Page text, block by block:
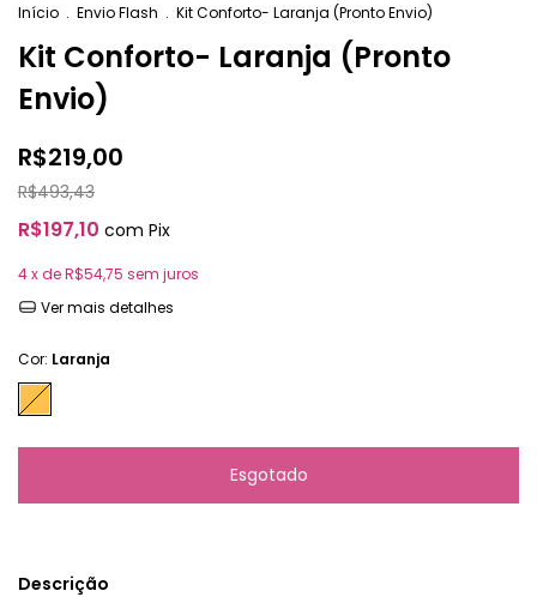
Início . Envio Flash . Kit Conforto- Laranja (Pronto Envio)
Kit Conforto- Laranja (Pronto
Envio)
R$219,00
R$493,43
R$197,10 com Pix
4x deR$54,75 sem juros
Ver mais detalhes
Cor: Laranja
Descrição